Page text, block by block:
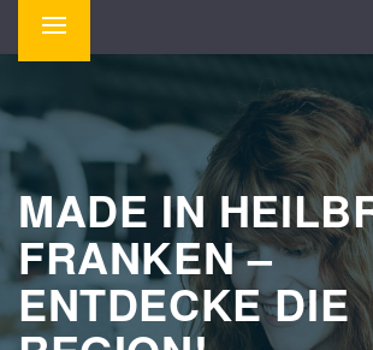
Primary
Menu
MADE IN
FRANKEN –
ENTDECKE DIE